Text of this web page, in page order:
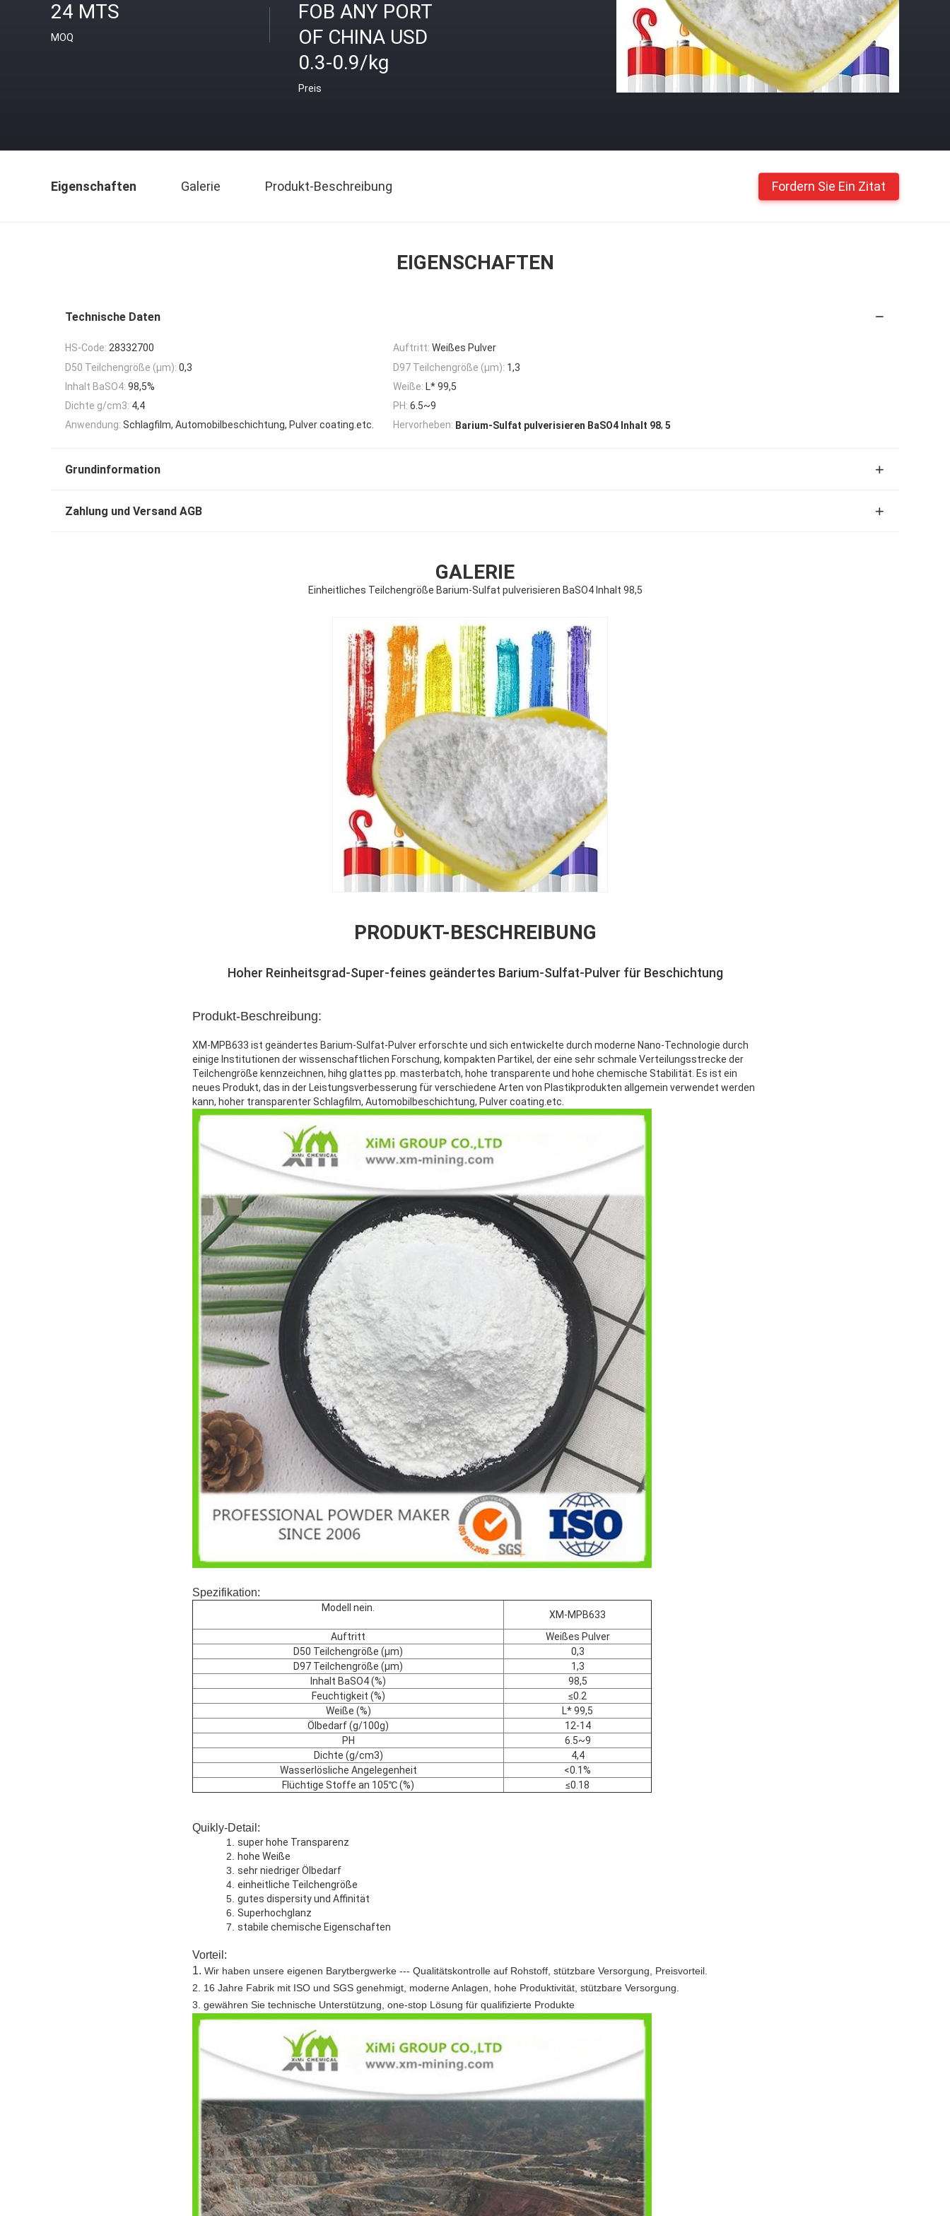
24 MTS
MOQ
FOB ANY PORT
OF CHINA USD
0.3-0.9/kg
Preis
Eigenschaften Galerie Produkt-Beschreibung Fordern Sie Ein Zitat
EIGENSCHAFTEN
Technische Daten
HS-Code: 28332700 Auftritt: Weißes Pulver
D50 Teilchengröße (μm): 0,3 D97 Teilchengröße (μm): 1,3
Inhalt BaSO4: 98,5% Weiße: L* 99,5
Dichte g/cm3: 4,4 PH: 6.5~9
Anwendung: Schlagfilm, Automobilbeschichtung, Pulver coating.etc. Hervorheben: Barium-Sulfat pulverisieren BaSO4 Inhalt 98, 5
Grundinformation
Zahlung und Versand AGB
GALERIE
Einheitliches Teilchengröße Barium-Sulfat pulverisieren BaSO4 Inhalt 98,5
PRODUKT-BESCHREIBUNG
Hoher Reinheitsgrad-Super-feines geändertes Barium-Sulfat-Pulver für Beschichtung
Produkt-Beschreibung:
XM-MPB633 ist geändertes Barium-Sulfat-Pulver erforschte und sich entwickelte durch moderne Nano-Technologie durch
einige Institutionen der wissenschaftlichen Forschung, kompakten Partikel, der eine sehr schmale Verteilungsstrecke der
Teilchengröße kennzeichnen, hihg glattes pp. masterbatch, hohe transparente und hohe chemische Stabilität. Es ist ein
neues Produkt, das in der Leistungsverbesserung für verschiedene Arten von Plastikprodukten allgemein verwendet werden
kann, hoher transparenter Schlagfilm, Automobilbeschichtung, Pulver coating.etc.
Spezifikation:
Modell nein.
XM-MPB633
Auftritt
Weißes Pulver
D50 Teilchengröße (μm)
0,3
D97 Teilchengröße (μm)
1,3
Inhalt BaSO4(%)
98,5
Feuchtigkeit (%)
≤0.2
Weiße (%)
L* 99,5
Ölbedarf (g/100g)
12-14
PH
6.5~9
Dichte (g/cm3)
4,4
Wasserlösliche Angelegenheit
<0.1%
Flüchtige Stoffe an 105℃ (%)
≤0.18
Quikly-Detail:
1. super hohe Transparenz
2.
hohe Weiße
3. sehr niedriger Ölbedarf
4. einheitliche Teilchengröße
5. gutes dispersity und Affinität
6. Superhochglanz
7. stabile chemische Eigenschaften
Vorteil:
1. Wir haben unsere eigenen Barytbergwerke --- Qualitätskontrolle auf Rohstoff, stützbare Versorgung, Preisvorteil.
2. 16 Jahre Fabrik mit ISO und SGS genehmigt, moderne Anlagen, hohe Produktivität, stützbare Versorgung.
3. gewähren Sie technische Unterstützung, one-stop Lösung für qualifizierte Produkte